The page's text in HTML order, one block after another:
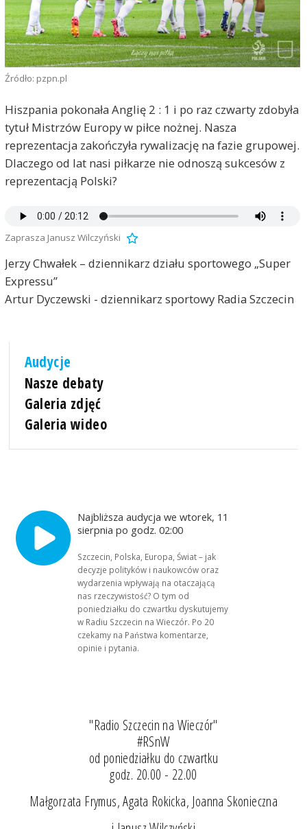
Źródło: pzpn.pl
Hiszpania pokonała Anglię 2 : 1 i po raz czwarty zdobyła
tytuł Mistrzów Europy w piłce nożnej. Nasza
reprezentacja zakończyła rywalizację na fazie grupowej.
Dlaczego od lat nasi piłkarze nie odnoszą sukcesów z
reprezentacją Polski?
Zaprasza Janusz Wilczyński
Jerzy Chwałek – dziennikarz działu sportowego „Super
Expressu”
Artur Dyczewski - dziennikarz sportowy Radia Szczecin
Audycje
Nasze debaty
Galeria zdjęć
Galeria wideo
Najbliższa audycja we wtorek, 11
sierpnia po godz. 02:00
Szczecin, Polska, Europa, Świat – jak
decyzje polityków i naukowców oraz
wydarzenia wpływają na otaczającą
nas rzeczywistość? O tym od
poniedziałku do czwartku dyskutujemy
w Radiu Szczecin na Wieczór. Po 20
czekamy na Państwa komentarze,
opinie i pytania.
"Radio Szczecin na Wieczór"
#RSnW
od poniedziałku do czwartku
godz. 20.00 - 22.00
Małgorzata Frymus, Agata Rokicka, Joanna Skonieczna